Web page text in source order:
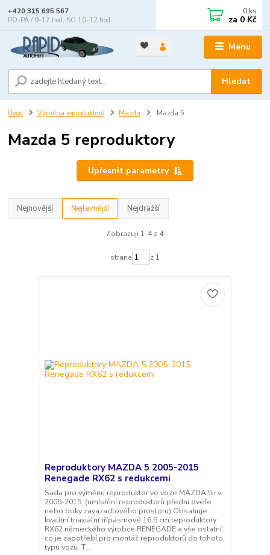
Menu
Hledat
+420 315 695 567
PO-PÁ / 9-17 hod, SO 10-12 hod
0 ks
za 0 Kč
Úvod Výměna reproduktorů Mazda Mazda 5
Mazda 5 reproduktory
Upřesnit parametry
Nejnovější Nejlevnější Nejdražší
Zobrazuji 1-4 z 4
strana z 1
Reproduktory MAZDA 5 2005-2015
Renegade RX62 s redukcemi
Sada pro výměnu reproduktor ve voze MAZDA 5 r.v.
2005-2015 (umístění reproduktorů přední dveře
nebo boky zavazadlového prostoru) Obsahuje
kvalitní triaxiální třípásmové 16.5 cm reproduktory
RX62 německého výrobce RENEGADE a vše ostatní,
co je zapotřebí pro montáž reproduktorů do tohoto
typu vozu. T...